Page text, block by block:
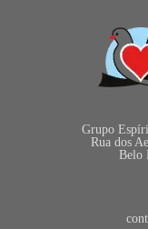
Grupo
Rua dos
Belo